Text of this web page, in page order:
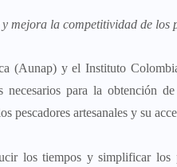
mejora la competitividad de los
(Aunap) y el Instituto
para la obtención
pescadores artesanales y su
los tiempos y simplificar los